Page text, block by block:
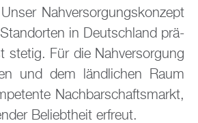
Nah­ver­sor­gungs­kon­zept
in Deutsch­land prä­
ste­tig. Für die Nah­ver­sor­gung
und dem länd­li­chen Raum
Nach­bar­schafts­markt,
Be­liebt­heit er­freut.